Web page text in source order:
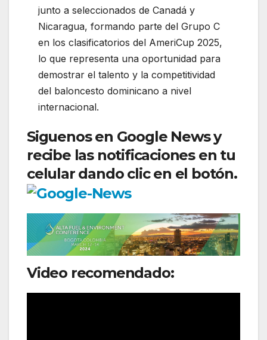
junto a seleccionados de Canadá y
Nicaragua, formando parte del Grupo C
en los clasificatorios del AmeriCup 2025,
lo que representa una oportunidad para
demostrar el talento y la competitividad
del baloncesto dominicano a nivel
internacional.
Siguenos en Google News y
recibe las notificaciones en tu
celular dando clic en el botón.
Video recomendado: